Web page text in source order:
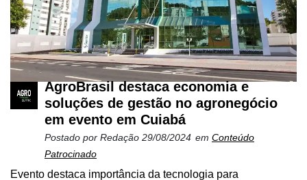
AgroBrasil destaca economia e
soluções de gestão no agronegócio
em evento em Cuiabá
Postado por Redação 29/08/2024 em Conteúdo
Patrocinado
Evento destaca importância da tecnologia para